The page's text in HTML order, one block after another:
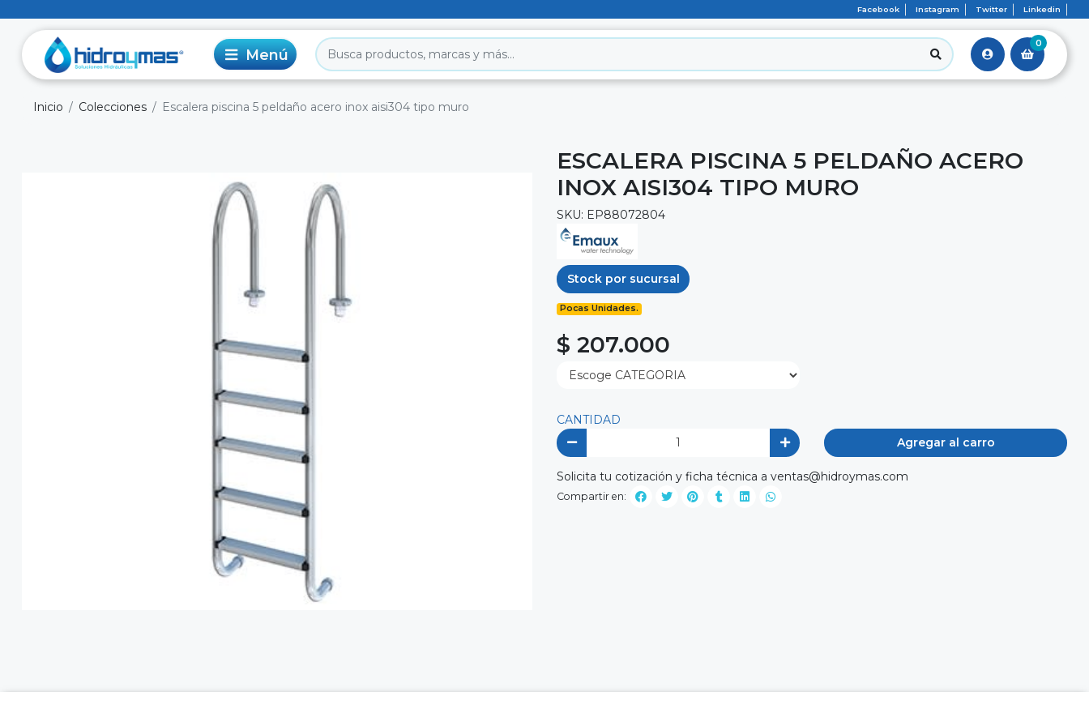
Facebook Instagram Twitter Linkedin
0
Inicio Colecciones Escalera piscina 5 peldaño acero inox aisi304 tipo muro
ESCALERA PISCINA 5 PELDAÑO ACERO
INOX AISI304 TIPO MURO
SKU: EP88072804
Stock por sucursal
Pocas Unidades.
$ 207.000
CANTIDAD
Agregar al carro
Solicita tu cotización y ficha técnica a ventas@hidroymas.com
Compartir en: